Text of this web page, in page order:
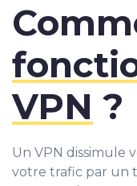
VPN ?
Un VPN dissimule
votre trafic par un